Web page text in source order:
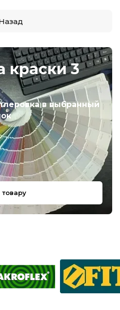
краски 3
в выбранный
товару